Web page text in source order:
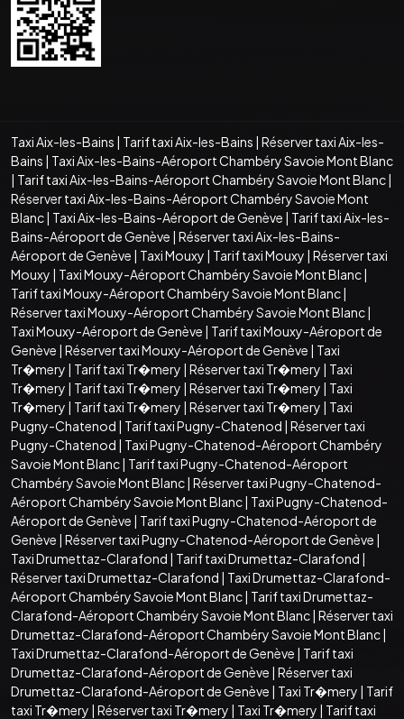
Taxi Aix-les-Bains | Tarif taxi Aix-les-Bains | Réserver taxi Aix-les-
Bains | Taxi Aix-les-Bains-Aéroport Chambéry Savoie Mont Blanc
| Tarif taxi Aix-les-Bains-Aéroport Chambéry Savoie Mont Blanc|
Réserver taxi Aix-les-Bains-Aéroport Chambéry Savoie Mont
Blanc| Taxi Aix-les-Bains-Aéroport de Genève | Tarif taxi Aix-les-
Bains-Aéroport de Genève | Réserver taxi Aix-les-Bains-
Aéroport de Genève | Taxi Mouxy | Tarif taxi Mouxy | Réserver taxi
Mouxy | Taxi Mouxy-Aéroport Chambéry Savoie Mont Blanc|
Tarif taxi Mouxy-Aéroport Chambéry Savoie Mont Blanc|
Réserver taxi Mouxy-Aéroport Chambéry Savoie Mont Blanc|
Taxi Mouxy-Aéroport de Genève | Tarif taxi Mouxy-Aéroport de
Genève | Réserver taxi Mouxy-Aéroport de Genève | Taxi
Tr�mery | Tarif taxi Tr�mery | Réserver taxi Tr�mery | Taxi
Tr�mery | Tarif taxi Tr�mery | Réserver taxi Tr�mery | Taxi
Tr�mery | Tarif taxi Tr�mery | Réserver taxi Tr�mery | Taxi
Pugny-Chatenod | Tarif taxi Pugny-Chatenod | Réserver taxi
Pugny-Chatenod | Taxi Pugny-Chatenod-Aéroport Chambéry
Savoie Mont Blanc| Tarif taxi Pugny-Chatenod-Aéroport
Chambéry Savoie Mont Blanc| Réserver taxi Pugny-Chatenod-
Aéroport Chambéry Savoie Mont Blanc| Taxi Pugny-Chatenod-
Aéroport de Genève | Tarif taxi Pugny-Chatenod-Aéroport de
Genève | Réserver taxi Pugny-Chatenod-Aéroport de Genève |
Taxi Drumettaz-Clarafond | Tarif taxi Drumettaz-Clarafond |
Réserver taxi Drumettaz-Clarafond | Taxi Drumettaz-Clarafond-
Aéroport Chambéry Savoie Mont Blanc| Tarif taxi Drumettaz-
Clarafond-Aéroport Chambéry Savoie Mont Blanc| Réserver taxi
Drumettaz-Clarafond-Aéroport Chambéry Savoie Mont Blanc|
Taxi Drumettaz-Clarafond-Aéroport de Genève | Tarif taxi
Drumettaz-Clarafond-Aéroport de Genève | Réserver taxi
Drumettaz-Clarafond-Aéroport de Genève | Taxi Tr�mery | Tarif
taxi Tr�mery | Réserver taxi Tr�mery | Taxi Tr�mery | Tarif taxi